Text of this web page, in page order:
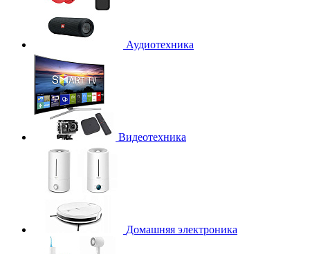
Аудиотехника
Видеотехника
Домашняя электроника